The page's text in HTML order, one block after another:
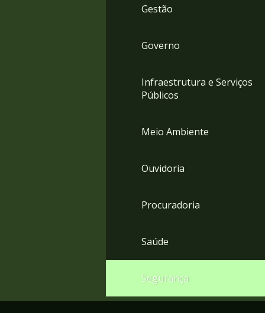
Gestão
Governo
Infraestrutura e Serviços
Públicos
Meio Ambiente
Ouvidoria
Procuradoria
Saúde
Segurança